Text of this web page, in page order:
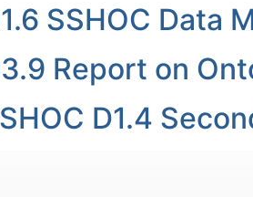
SSHOC Data
Report on
D1.4